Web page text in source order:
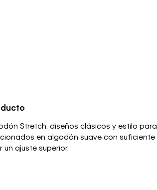
Stretch: diseños clásicos y estilo para
en algodón suave con suficiente
ajuste superior.